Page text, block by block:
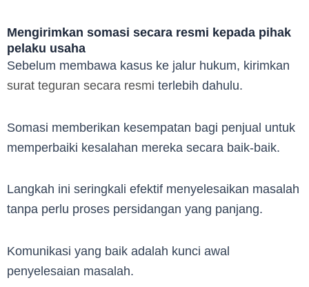
Mengirimkan somasi secara resmi kepada pihak
pelaku usaha
Sebelum membawa kasus ke jalur hukum, kirimkan
surat teguran secara resmi terlebih dahulu.
Somasi memberikan kesempatan bagi penjual untuk
memperbaiki kesalahan mereka secara baik-baik.
Langkah ini seringkali efektif menyelesaikan masalah
tanpa perlu proses persidangan yang panjang.
Komunikasi yang baik adalah kunci awal
penyelesaian masalah.